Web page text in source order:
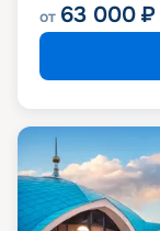
от 63 000 ₽